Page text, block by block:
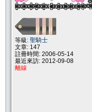
等級: 聖騎士
文章: 147
註冊時間: 2006-05-14
最近來訪: 2012-09-08
離線